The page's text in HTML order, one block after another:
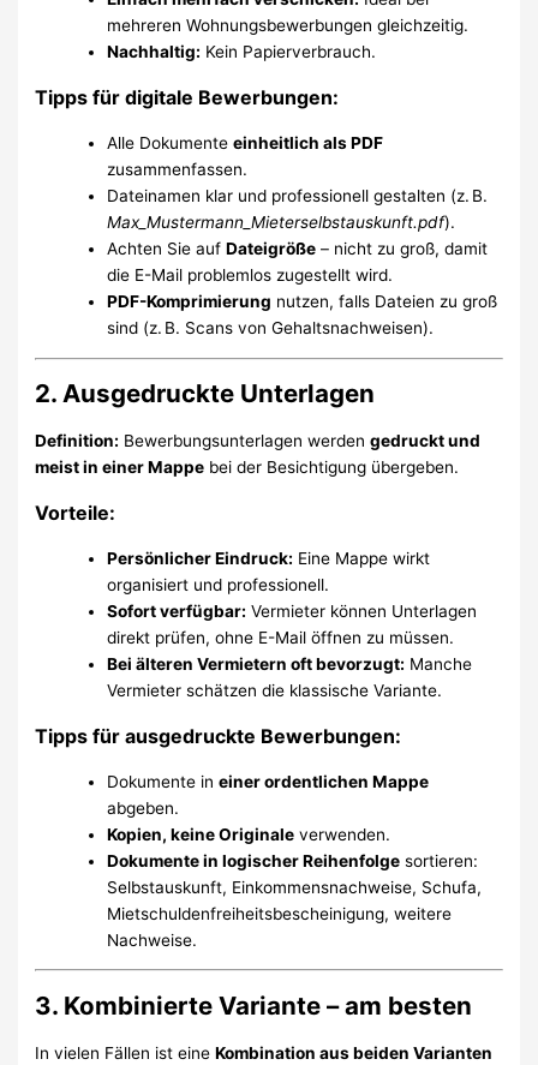
mehreren Wohnungsbewerbungen gleichzeitig.
Nachhaltig: Kein Papierverbrauch.
Tipps für digitale Bewerbungen:
Alle Dokumenteeinheitlich als PDF
zusammenfassen.
Dateinamen klar und professionell gestalten (z. B.
Max_Mustermann_Mieterselbstauskunft.pdf).
Achten Sie aufDateigröße – nicht zu groß, damit
die E-Mail problemlos zugestellt wird.
PDF-Komprimierung nutzen, falls Dateien zu groß
sind (z. B. Scans von Gehaltsnachweisen).
2. Ausgedruckte Unterlagen
Definition: Bewerbungsunterlagen werdengedruckt und
meist in einer Mappe bei der Besichtigung übergeben.
Vorteile:
Persönlicher Eindruck: Eine Mappe wirkt
organisiert und professionell.
Sofort verfügbar: Vermieter können Unterlagen
direkt prüfen, ohne E-Mail öffnen zu müssen.
Bei älteren Vermietern oft bevorzugt: Manche
Vermieter schätzen die klassische Variante.
Tipps für ausgedruckte Bewerbungen:
Dokumente ineiner ordentlichen Mappe
abgeben.
Kopien, keine Originale verwenden.
Dokumente in logischer Reihenfolge sortieren:
Selbstauskunft, Einkommensnachweise, Schufa,
Mietschuldenfreiheitsbescheinigung, weitere
Nachweise.
3. Kombinierte Variante – am besten
In vielen Fällen ist eineKombination aus beiden Varianten